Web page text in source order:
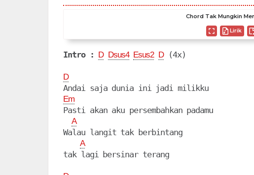
Chord Tak Mungkin
Lirik
Intro : D Dsus4 Esus2 D (4x)
D
Em
Pasti akan aku persembahkan padamu
A
Walau langit tak berbintang
A
tak lagi bersinar terang